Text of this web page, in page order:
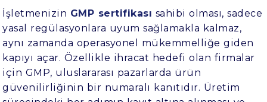
İşletmenizin GMP sertifikası sahibi olması, sadece
yasal regülasyonlara uyum sağlamakla kalmaz,
aynı zamanda operasyonel mükemmelliğe giden
kapıyı açar. Özellikle ihracat hedefi olan firmalar
için GMP, uluslararası pazarlarda ürün
güvenilirliğinin bir numaralı kanıtıdır. Üretim